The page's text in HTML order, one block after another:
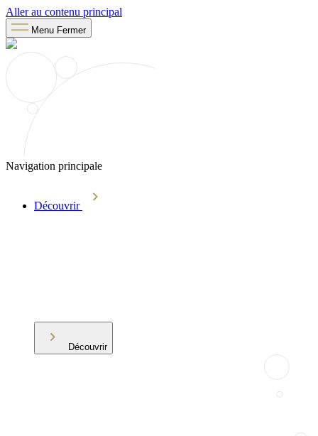
Aller au contenu principal
Menu Fermer
Navigation principale
Découvrir
Découvrir